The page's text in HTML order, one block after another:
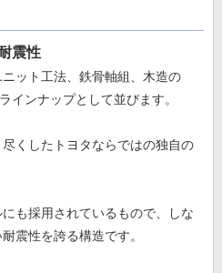
震性
ット工法、鉄骨軸組、木造の
インナップとして並びます。
くしたトヨタならではの独自の
も採用されているもので、しな
震性を誇る構造です。